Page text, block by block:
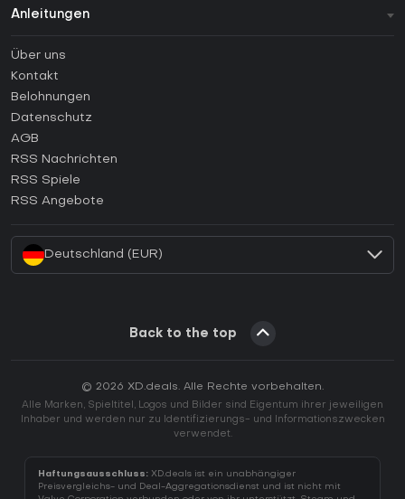
Anleitungen
Anleitungen
Wie aktiviert man einen Steam CD Key?
Wie aktiviert man einen Epic Games CD Key?
Wie aktiviert man einen GOG CD Key?
Wie aktiviert man einen Ubisoft Connect CD Key?
Über uns
Kontakt
Belohnungen
Datenschutz
AGB
RSS Nachrichten
RSS Spiele
RSS Angebote
Deutschland (EUR)
Back to the top
© 2026 XD.deals. Alle Rechte vorbehalten.
Alle Marken, Spieltitel, Logos und Bilder sind Eigentum ihrer jeweiligen
Inhaber und werden nur zu Identifizierungs- und Informationszwecken
verwendet.
Haftungsausschluss: XD.deals ist ein unabhängiger
Preisvergleichs- und Deal-Aggregationsdienst und ist nicht mit